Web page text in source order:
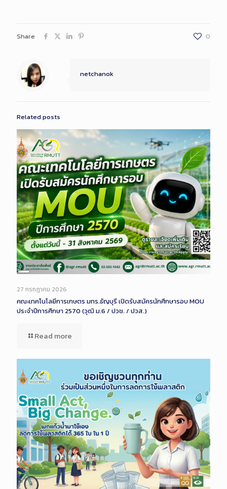
Share 0
netchanok
Related posts
Long
Description
27 กรกฎาคม 2026
คณะเทคโนโลยีการเกษตร มทร.ธัญบุรี เปิดรับสมัครนักศึกษารอบ MOU
ประจำปีการศึกษา 2570 (วุฒิ ม.6 / ปวช. / ปวส.)
Read more